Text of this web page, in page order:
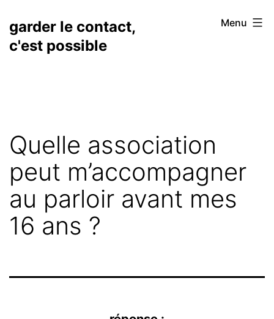
au
contenu
garder le contact,
c'est possible
Menu
Quelle association
peut m’accompagner
au parloir avant mes
16 ans ?